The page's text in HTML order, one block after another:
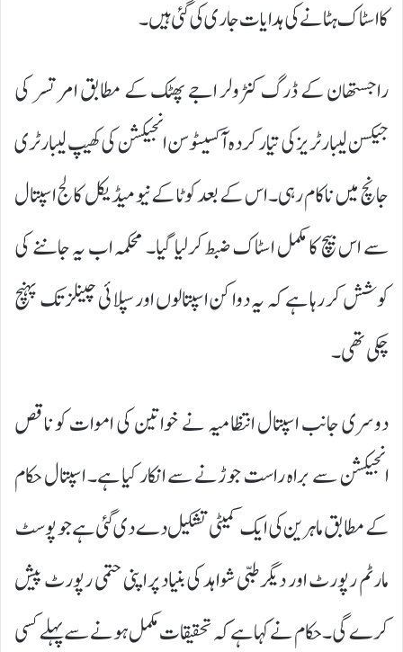
کا اسٹاک ہٹانے کی ہدایات جاری کی گئی ہیں۔
راجستھان کے ڈرگ کنٹرولر اجے پھٹک کے مطابق امرتسر کی
جیکسن لیبارٹریز کی تیار کردہ آکسیٹوسن انجیکشن کی کھیپ لیبارٹری
جانچ میں ناکام رہی۔ اس کے بعد کوٹا کے نیو میڈیکل کالج اسپتال
سے اس بیچ کا مکمل اسٹاک ضبط کرلیا گیا۔ محکمہ اب یہ جاننے کی
کوشش کر رہا ہے کہ یہ دوا کن اسپتالوں اور سپلائی چینلز تک پہنچ
چکی تھی۔
دوسری جانب اسپتال انتظامیہ نے خواتین کی اموات کو ناقص
انجیکشن سے براہ راست جوڑنے سے انکار کیا ہے۔ اسپتال حکام
کے مطابق ماہرین کی ایک کمیٹی تشکیل دے دی گئی ہے جو پوسٹ
مارٹم رپورٹ اور دیگر طبی شواہد کی بنیاد پر اپنی حتمی رپورٹ پیش
کرے گی۔ حکام نے کہا ہے کہ تحقیقات مکمل ہونے سے پہلے کسی